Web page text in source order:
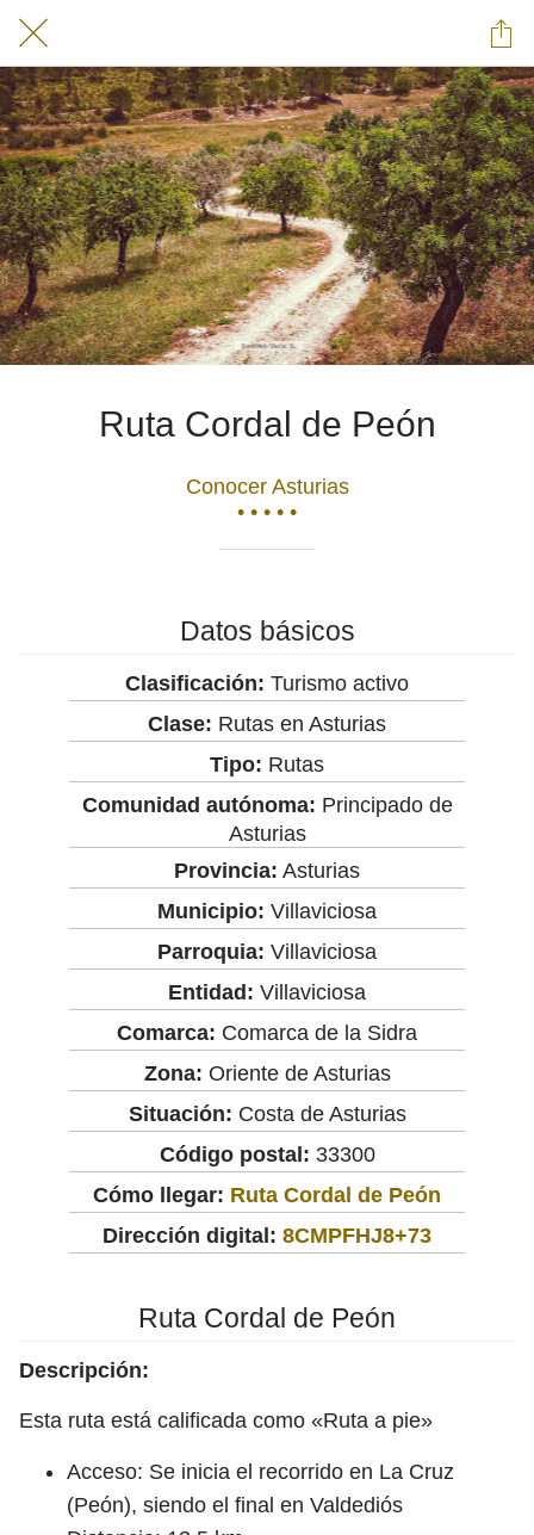
Ruta Cordal de Peón
Conocer Asturias
• • • • •
Datos básicos
Clasificación: Turismo activo
Clase: Rutas en Asturias
Tipo: Rutas
Comunidad autónoma: Principado de
Asturias
Provincia: Asturias
Municipio: Villaviciosa
Parroquia: Villaviciosa
Entidad: Villaviciosa
Comarca: Comarca de la Sidra
Zona: Oriente de Asturias
Situación: Costa de Asturias
Código postal: 33300
Cómo llegar: Ruta Cordal de Peón
Dirección digital: 8CMPFHJ8+73
Ruta Cordal de Peón
Descripción:
Esta ruta está calificada como «Ruta a pie»
Acceso: Se inicia el recorrido en La Cruz
(Peón), siendo el final en Valdediós